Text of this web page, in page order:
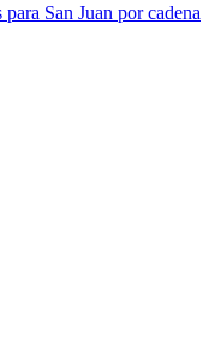
San Juan por cadena